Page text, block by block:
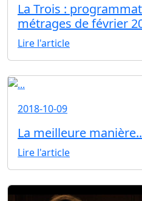
La Trois :
métrages de février
Lire l'article
2018-10-09
La meilleure
Lire l'article